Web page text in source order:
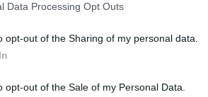
Data Processing Opt Outs
opt-out of the Sharing of my personal data.
opt-out of the Sale of my Personal Data.
υπηρέτησε την τοπική κοινωνία με ήθος
Κοζάνης η